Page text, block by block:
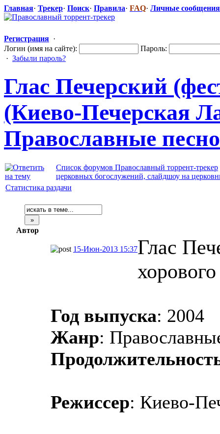
Главная· Трекер· Поиск· Правила· FAQ· Личные сообщения
Регистрация ·
Логин (имя на сайте):
Пароль:
· Забыли пароль?
Глас Печерский
(Киево-Печерс​кая
Православные
Список форумов Православный торрент-трекер
церковных богослужений, слайдшоу на
Статистика раздачи
Автор
15-Июн-2013 15:37Глас
Год выпуска: 2004
Жанр:
Режиссер: Киево-